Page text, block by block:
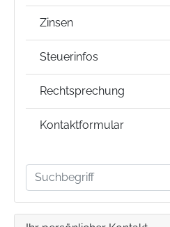
Zinsen
Steuerinfos
Rechtsprechung
Kontaktformular